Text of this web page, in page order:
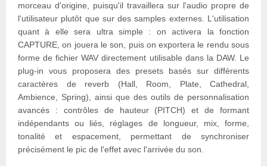
morceau d'origine, puisqu'il travaillera sur l'audio propre de
l'utilisateur plutôt que sur des samples externes. L'utilisation
quant à elle sera ultra simple : on activera la fonction
CAPTURE, on jouera le son, puis on exportera le rendu sous
forme de fichier WAV directement utilisable dans la DAW. Le
plug-in vous proposera des presets basés sur différents
caractères de reverb (Hall, Room, Plate, Cathedral,
Ambience, Spring), ainsi que des outils de personnalisation
avancés : contrôles de hauteur (PITCH) et de formant
indépendants ou liés, réglages de longueur, mix, forme,
tonalité et espacement, permettant de synchroniser
précisément le pic de l'effet avec l'arrivée du son.